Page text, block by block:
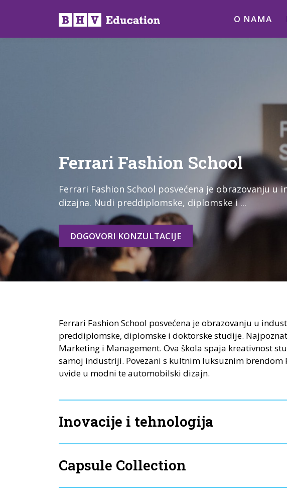
O NAMA
Ferrari Fashion School
Ferrari Fashion School posvećena je obrazovanju u
dizajna. Nudi preddiplomske, diplomske i ...
DOGOVORI KONZULTACIJE
Ferrari Fashion School posvećena je obrazovanju u
preddiplomske, diplomske i doktorske studije.
Marketing i Management. Ova škola spaja kreativnost
samoj industriji. Povezani s kultnim luksuznim brendom
uvide u modni te automobilski dizajn.
Inovacije i tehnologija
Capsule Collection